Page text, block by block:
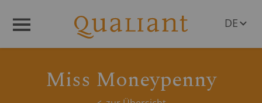
DE
Miss Moneypenny